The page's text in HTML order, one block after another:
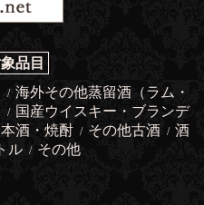
品目
/ 海外その他蒸留酒（ラム・
/ 国産ウイスキー・ブランデ
本酒・焼酎 / その他古酒 / 酒
ル / その他